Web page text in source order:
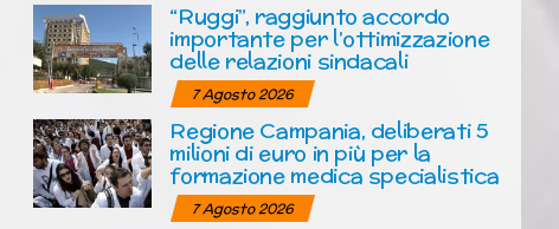
“Ruggi”, raggiunto accordo
importante per l’ottimizzazione
delle relazioni sindacali
7 Agosto 2026
Regione Campania, deliberati 5
milioni di euro in più per la
formazione medica specialistica
7 Agosto 2026